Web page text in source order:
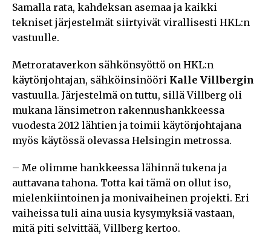
Samalla rata, kahdeksan asemaa ja kaikki
tekniset järjestelmät siirtyivät virallisesti HKL:n
vastuulle.
Metrorataverkon sähkönsyöttö on HKL:n
käytönjohtajan, sähköinsinööri Kalle Villbergin
vastuulla. Järjestelmä on tuttu, sillä Villberg oli
mukana länsimetron rakennushankkeessa
vuodesta 2012 lähtien ja toimii käytönjohtajana
myös käytössä olevassa Helsingin metrossa.
– Me olimme hankkeessa lähinnä tukena ja
auttavana tahona. Totta kai tämä on ollut iso,
mielenkiintoinen ja monivaiheinen projekti. Eri
vaiheissa tuli aina uusia kysymyksiä vastaan,
mitä piti selvittää, Villberg kertoo.